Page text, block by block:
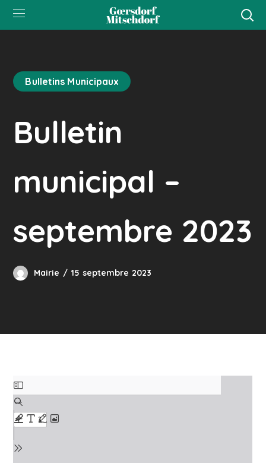
Bulletins Municipaux
Bulletin
municipal –
septembre 2023
Mairie 15 septembre 2023
Skip
to
PDF
content